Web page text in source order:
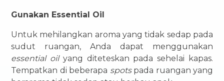
Gunakan Essential Oil
Untuk mehilangkan aroma yang tidak sedap pada
sudut ruangan, Anda dapat menggunakan
essential oil yang diteteskan pada sehelai kapas.
Tempatkan di beberapa spots pada ruangan yang